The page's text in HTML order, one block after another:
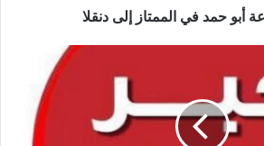
أبو حمد في الممتاز إلى دنقلا